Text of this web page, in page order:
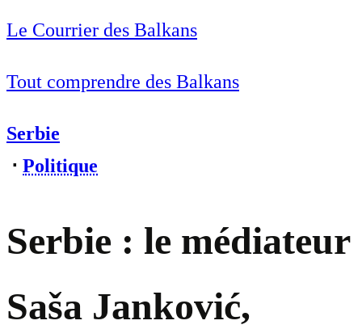
Le Courrier des Balkans
Tout comprendre des Balkans
Serbie
⋅ Politique
Serbie : le médiateur
Saša Janković,